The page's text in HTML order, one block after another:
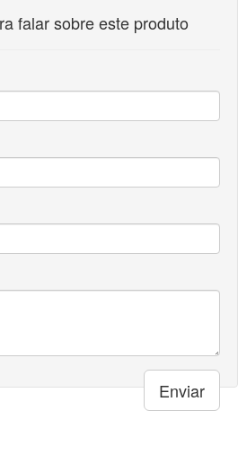
falar sobre este produto
Enviar